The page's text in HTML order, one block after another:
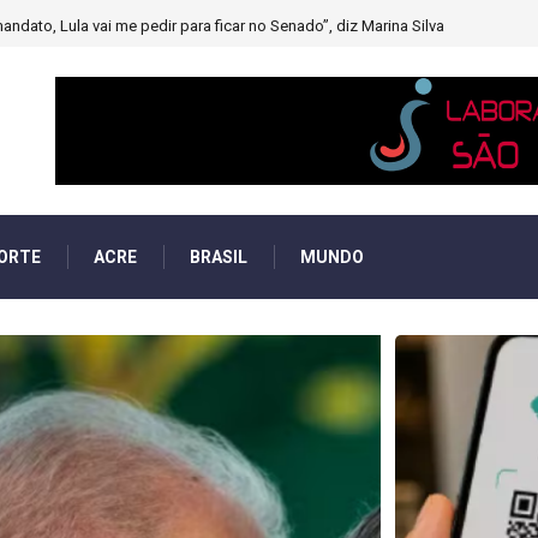
forte’ diminuindo chuvas e provocando secas de rios
ACRE BRASIL MUNDO